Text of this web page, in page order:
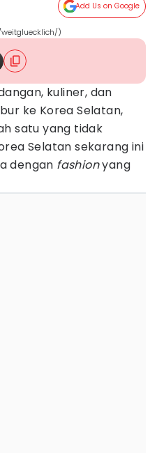
Add Us on Google
)
kuliner, dan
ke Korea Selatan,
satu yang tidak
Selatan sekarang ini
dengan fashionyang